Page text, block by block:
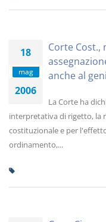
18
mag
2006
Corte Cost.,
anche al
La Corte ha
interpretativa di rigetto, la
costituzionale e per
ordinamento,...